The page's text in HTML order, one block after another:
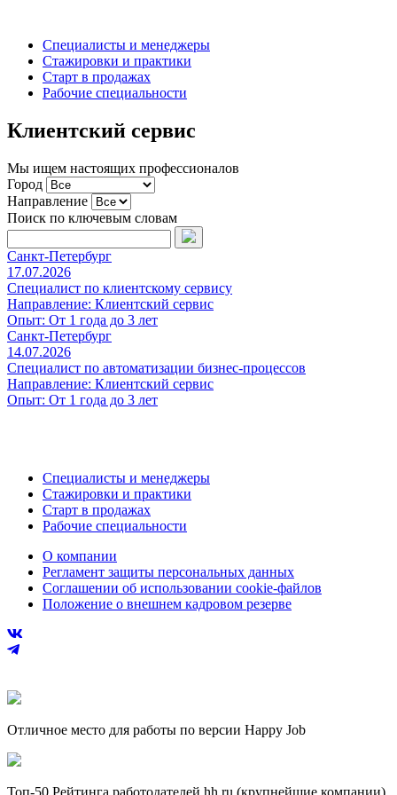
Специалисты и менеджеры
Стажировки и практики
Старт в продажах
Рабочие специальности
Клиентский сервис
Мы ищем настоящих профессионалов
Город
Направление
Поиск по ключевым словам
Санкт-Петербург
17.07.2026
Специалист по клиентскому сервису
Направление: Клиентский сервис
Опыт: От 1 года до 3 лет
Санкт-Петербург
14.07.2026
Специалист по автоматизации бизнес-процессов
Направление: Клиентский сервис
Опыт: От 1 года до 3 лет
Специалисты и менеджеры
Стажировки и практики
Старт в продажах
Рабочие специальности
О компании
Регламент защиты персональных данных
Соглашении об использовании cookie-файлов
Положение о внешнем кадровом резерве
Отличное место для работы по версии Happy Job
Топ-50 Рейтинга работодателей hh.ru (крупнейшие компании)